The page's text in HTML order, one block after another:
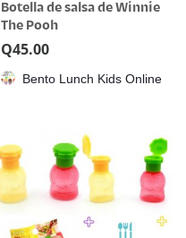
Botella de salsa de Winnie
The Pooh
Q45.00
Bento Lunch Kids Online